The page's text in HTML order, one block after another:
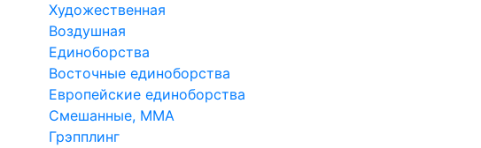
Художественная
Воздушная
Единоборства
Восточные единоборства
Европейские единоборства
Смешанные, ММА
Грэпплинг